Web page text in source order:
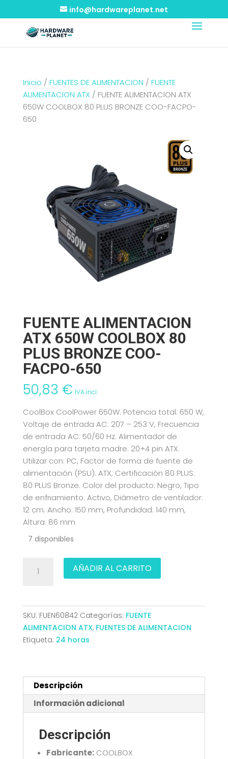
info@hardwareplanet.net
Inicio / FUENTES DE ALIMENTACION / FUENTE
ALIMENTACION ATX / FUENTE ALIMENTACION ATX
650W COOLBOX 80 PLUS BRONZE COO-FACPO-
650
FUENTE ALIMENTACION
ATX 650W COOLBOX 80
PLUS BRONZE COO-
FACPO-650
50,83 € IVA incl.
CoolBox CoolPower 650W. Potencia total: 650 W,
Voltaje de entrada AC: 207 – 253 V, Frecuencia
de entrada AC: 50/60 Hz. Alimentador de
energía para tarjeta madre: 20+4 pin ATX.
Utilizar con: PC, Factor de forma de fuente de
alimentación (PSU): ATX, Certificación 80 PLUS:
80 PLUS Bronze. Color del producto: Negro, Tipo
de enfriamiento: Activo, Diámetro de ventilador:
12 cm. Ancho: 150 mm, Profundidad: 140 mm,
Altura: 86 mm
7 disponibles
ALIMENTACION
COOLBOX
80
PLUS
650
cantidad
AÑADIR AL CARRITO
SKU: FUEN60842 Categorías: FUENTE
ALIMENTACION ATX, FUENTES DE ALIMENTACION
Etiqueta: 24 horas
Descripción
Información adicional
Descripción
Fabricante:COOLBOX